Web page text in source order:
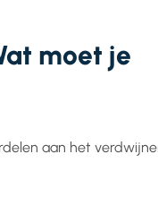
moet je
aan het